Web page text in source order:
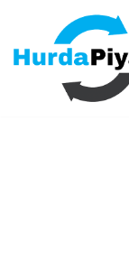
İçeriğe
geç